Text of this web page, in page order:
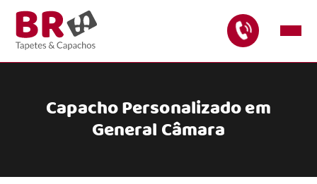
Capacho Personalizado em
General Câmara